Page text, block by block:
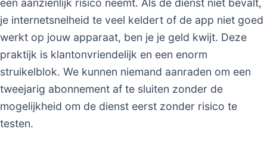
een aanzienlijk risico neemt. Als de dienst niet bevalt,
je internetsnelheid te veel keldert of de app niet goed
werkt op jouw apparaat, ben je je geld kwijt. Deze
praktijk is klantonvriendelijk en een enorm
struikelblok. We kunnen niemand aanraden om een
tweejarig abonnement af te sluiten zonder de
mogelijkheid om de dienst eerst zonder risico te
testen.